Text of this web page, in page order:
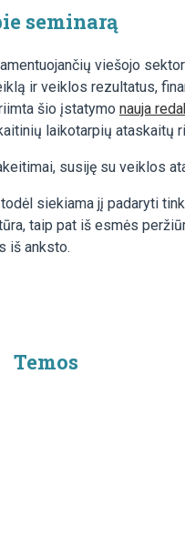
seminarą
viešojo
ir veiklos rezultatus,
šio įstatymo nauja
laikotarpių ataskaitų
susiję su veiklos
siekiama jį padaryti
taip pat iš esmės
iš anksto.
Temos